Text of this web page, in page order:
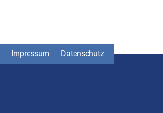
Impressum Datenschutz